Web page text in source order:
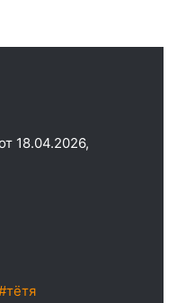
18.04.2026,